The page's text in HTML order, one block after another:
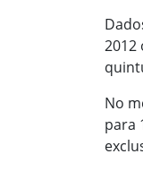
2012
No
para